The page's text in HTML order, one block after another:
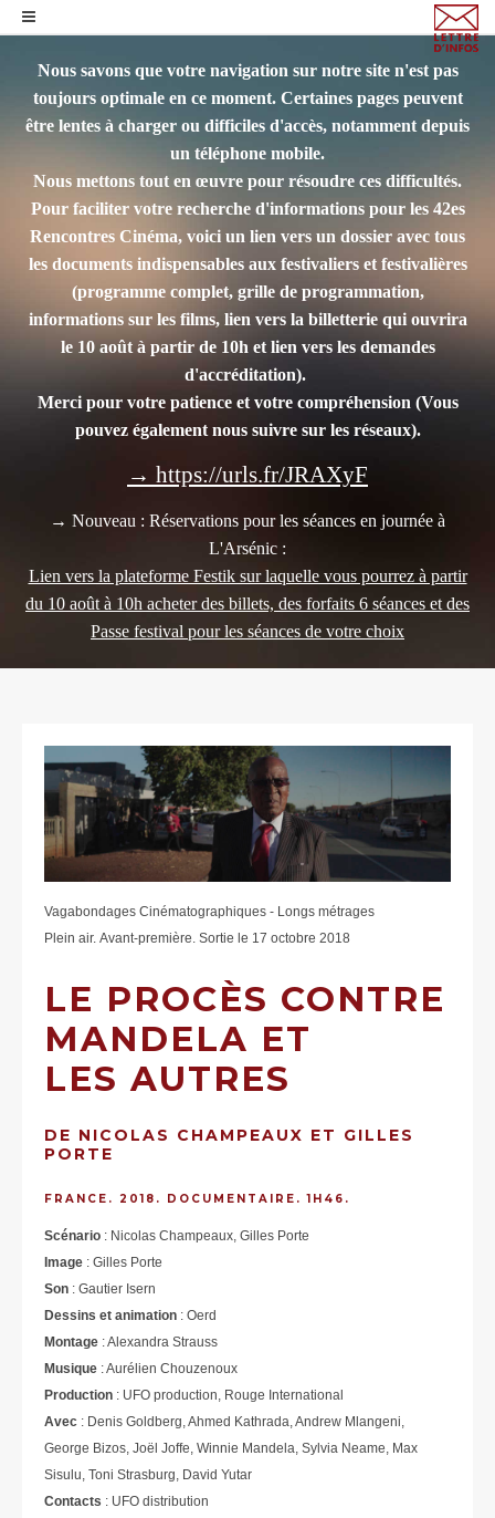
Nous savons que votre navigation sur notre site n'est pas
toujours optimale en ce moment. Certaines pages peuvent
être lentes à charger ou difficiles d'accès, notamment depuis
un téléphone mobile.
Nous mettons tout en œuvre pour résoudre ces difficultés.
Pour faciliter votre recherche d'informations pour les 42es
Rencontres Cinéma, voici un lien vers un dossier avec tous
les documents indispensables aux festivaliers et festivalières
(programme complet, grille de programmation,
informations sur les films, lien vers la billetterie qui ouvrira
le 10 août à partir de 10h et lien vers les demandes
d'accréditation).
Merci pour votre patience et votre compréhension (Vous
pouvez également nous suivre sur les réseaux).
→ https://urls.fr/JRAXyF
→ Nouveau : Réservations pour les séances en journée à
L'Arsénic :
Lien vers la plateforme Festik sur laquelle vous pourrez à partir
du 10 août à 10h acheter des billets, des forfaits 6 séances et des
Passe festival pour les séances de votre choix
Vagabondages Cinématographiques - Longs métrages
Plein air. Avant-première. Sortie le 17 octobre 2018
LE PROCÈS CONTRE
MANDELA ET
LES AUTRES
DE NICOLAS CHAMPEAUX ET GILLES
PORTE
FRANCE. 2018. DOCUMENTAIRE. 1H46.
Scénario : Nicolas Champeaux, Gilles Porte
Image : Gilles Porte
Son : Gautier Isern
Dessins et animation : Oerd
Montage : Alexandra Strauss
Musique : Aurélien Chouzenoux
Production : UFO production, Rouge International
Avec : Denis Goldberg, Ahmed Kathrada, Andrew Mlangeni,
George Bizos, Joël Joffe, Winnie Mandela, Sylvia Neame, Max
Sisulu, Toni Strasburg, David Yutar
Contacts : UFO distribution